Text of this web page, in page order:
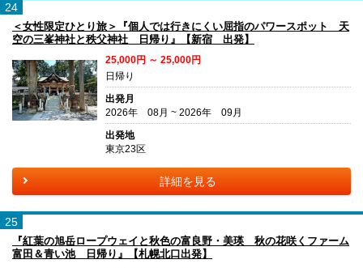
24
＜女性限定ひとり旅＞『個人では行きにくい屈指のパワースポット 天
空の三峯神社と秩父神社 日帰り』【新宿 出発】
25,000円 ～ 25,000円
日帰り
出発月
2026年 08月 ~ 2026年 09月
出発地
東京23区
詳細を見る
25
『紅葉の旭岳ロープウェイと秋色の富良野・美瑛 秋の花咲くファーム
富田＆青い池 日帰り』【札幌北口出発】